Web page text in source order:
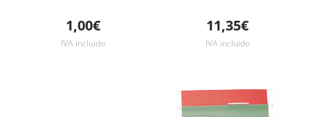
1,00€
IVA incluido
11,35€
IVA incluido